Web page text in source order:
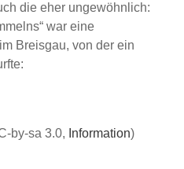
die eher ungewöhnlich:
war eine
Breisgau, von der ein
by-sa 3.0, Information)